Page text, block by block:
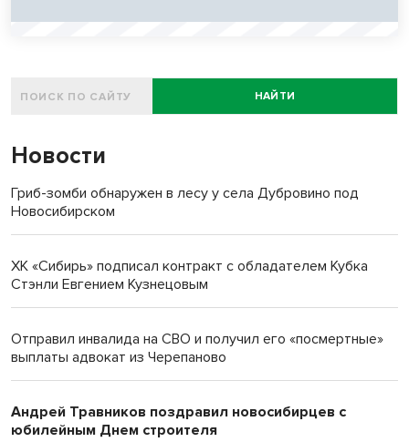
НАЙТИ
Новости
Гриб-зомби обнаружен в лесу у села Дубровино под
Новосибирском
ХК «Сибирь» подписал контракт с обладателем Кубка
Стэнли Евгением Кузнецовым
Отправил инвалида на СВО и получил его «посмертные»
выплаты адвокат из Черепаново
Андрей Травников поздравил новосибирцев с
юбилейным Днем строителя